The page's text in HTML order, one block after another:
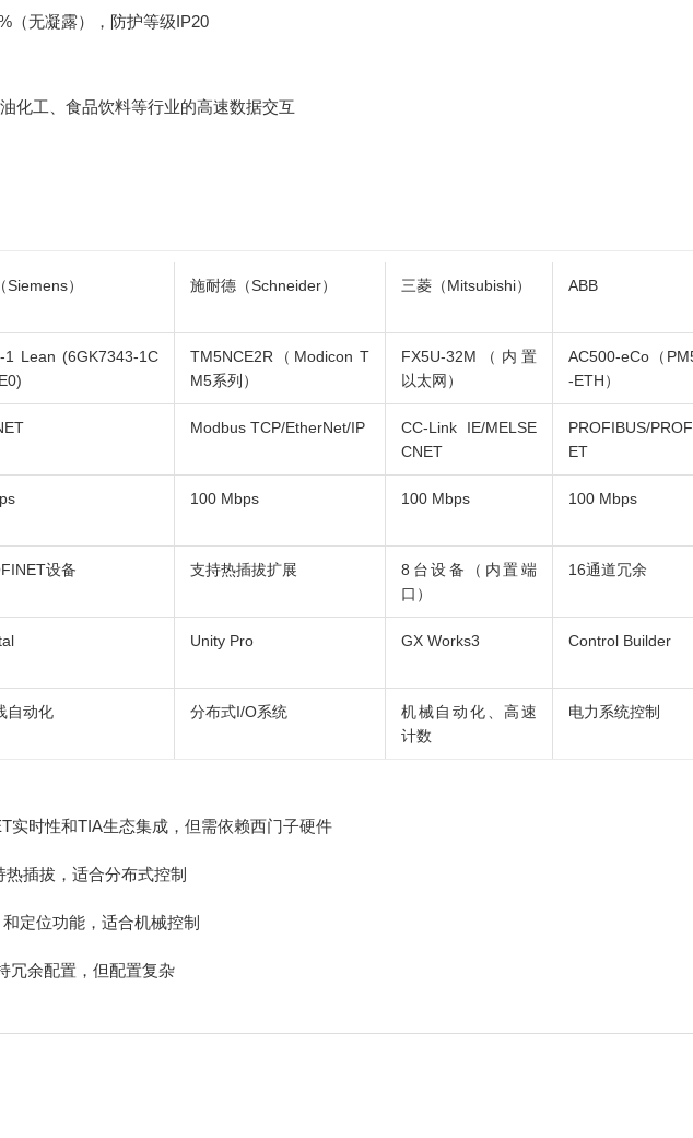
（无凝露），防护等级IP20
化工、食品饮料等行业的高速数据交互
Siemens） 施耐德（Schneider） 三菱（Mitsubishi） ABB
1 Lean (6GK7343-1C
TM5NCE2R（Modicon T
M5系列）
FX5U-32M（内置
以太网）
AC500-eCo（
-ETH）
Modbus TCP/EtherNet/IP
CC-Link IE/MELSE
CNET
PROFIBUS/
ET
100 Mbps 100 Mbps 100 Mbps
设备 支持热插拔扩展
8台设备（内置端
口）
16通道冗余
Unity Pro GX Works3 Control Builder
自动化 分布式I/O系统
机械自动化、高速
计数
电力系统控制
实时性和TIA生态集成，但需依赖西门子硬件
热插拔，适合分布式控制
定位功能，适合机械控制
冗余配置，但配置复杂